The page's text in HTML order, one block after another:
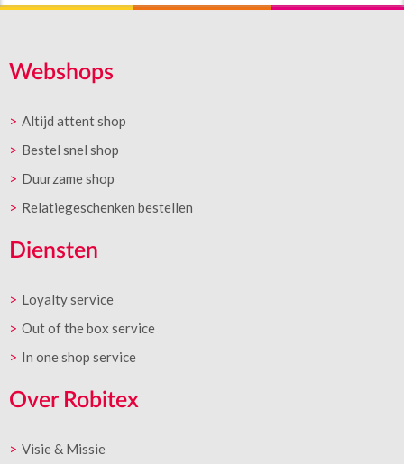
Webshops
Altijd attent shop
Bestel snel shop
Duurzame shop
Relatiegeschenken bestellen
Diensten
Loyalty service
Out of the box service
In one shop service
Over Robitex
Visie & Missie